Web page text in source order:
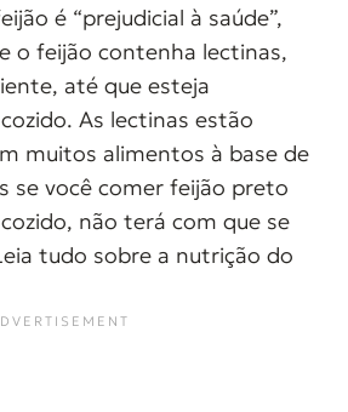
é “prejudicial à saúde”,
o feijão contenha lectinas,
até que esteja
As lectinas estão
muitos alimentos à base de
se você comer feijão preto
não terá com que se
tudo sobre a nutrição do